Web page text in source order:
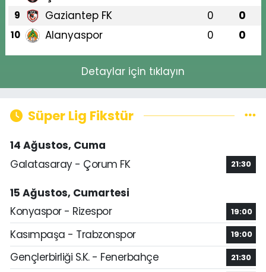
9 Gaziantep FK 0 0
10 Alanyaspor 0 0
Detaylar için tıklayın
Süper Lig Fikstür
14 Ağustos, Cuma
Galatasaray - Çorum FK
21:30
15 Ağustos, Cumartesi
Konyaspor - Rizespor
19:00
Kasımpaşa - Trabzonspor 19:00
Gençlerbirliği S.K. - Fenerbahçe 21:30